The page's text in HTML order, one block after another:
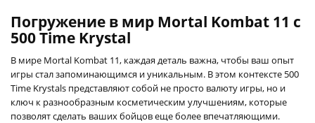
Погружение в мир Mortal Kombat 11 с
500 Time Krystal
В мире Mortal Kombat 11, каждая деталь важна, чтобы ваш опыт
игры стал запоминающимся и уникальным. В этом контексте 500
Time Krystals представляют собой не просто валюту игры, но и
ключ к разнообразным косметическим улучшениям, которые
позволят сделать ваших бойцов еще более впечатляющими.